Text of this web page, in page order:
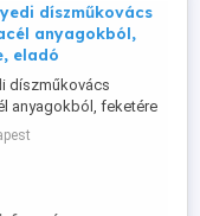
díszműkovács
anyagokból,
eladó
díszműkovács
anyagokból, feketére
selyemfényű-fekete
sorozat-
40 cm
37 cm